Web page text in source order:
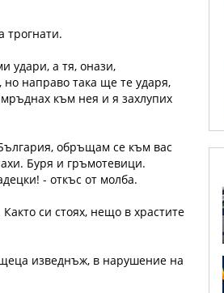
трогнати.
удари, а тя, онази,
направо така ще те ударя,
към нея и я захлупих
обръщам се към вас
Буря и гръмотевици.
- oткъс от молба.
си стоях, нещо в храстите
изведнъж, в нарушение на